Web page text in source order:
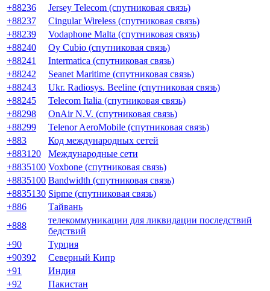
+88236
Jersey Telecom (спутниковая связь)
+88237
Cingular Wireless (спутниковая связь)
+88239
Vodaphone Malta (спутниковая связь)
+88240
Oy Cubio (спутниковая связь)
+88241
Intermatica (спутниковая связь)
+88242
Seanet Maritime (спутниковая связь)
+88243
Ukr. Radiosys. Beeline (спутниковая связь)
+88245
Telecom Italia (спутниковая связь)
+88298
OnAir N.V. (спутниковая связь)
+88299
Telenor AeroMobile (спутниковая связь)
+883
Код международных сетей
+883120
Международные сети
+8835100 Voxbone (спутниковая связь)
+8835100 Bandwidth (спутниковая связь)
+8835130 Sipme (спутниковая связь)
+886
Тайвань
+888
телекоммуникации для ликвидации последствий
бедствий
+90
Турция
+90392
Северный Кипр
+91
Индия
+92
Пакистан